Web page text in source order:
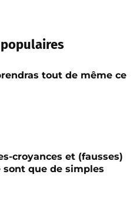
tout de même ce
croyances et (fausses)
sont que de simples